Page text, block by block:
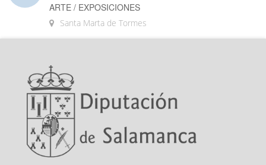
ARTE / EXPOSICIONES
Santa Marta de Tormes